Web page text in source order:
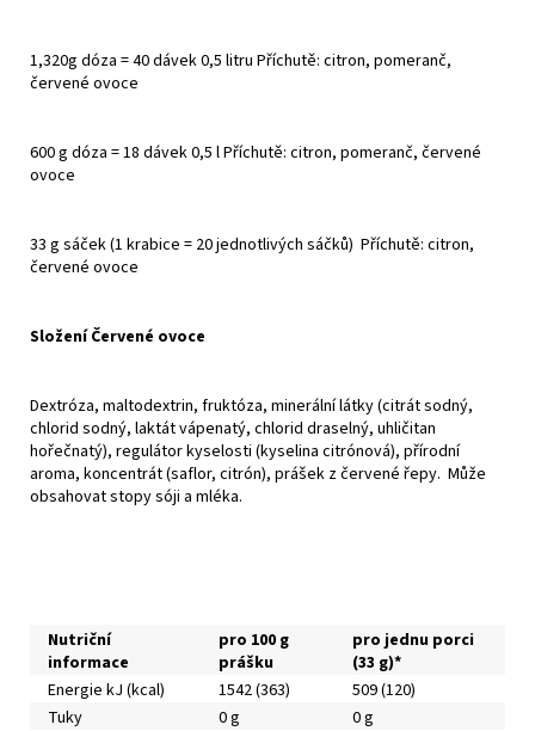
1,320g dóza = 40 dávek 0,5 litru Příchutě: citron, pomeranč,
červené ovoce
600 g dóza = 18 dávek 0,5 l Příchutě: citron, pomeranč, červené
ovoce
33 g sáček (1 krabice = 20 jednotlivých sáčků) Příchutě: citron,
červené ovoce
Složení Červené ovoce
Dextróza, maltodextrin, fruktóza, minerální látky (citrát sodný,
chlorid sodný, laktát vápenatý, chlorid draselný, uhličitan
hořečnatý), regulátor kyselosti (kyselina citrónová), přírodní
aroma, koncentrát (saflor, citrón), prášek z červené řepy. Může
obsahovat stopy sóji a mléka.
Nutriční
informace
pro 100 g
prášku
pro jednu porci
(33 g)*
Energie kJ (kcal)
1542 (363)
509 (120)
Tuky
0 g
0 g